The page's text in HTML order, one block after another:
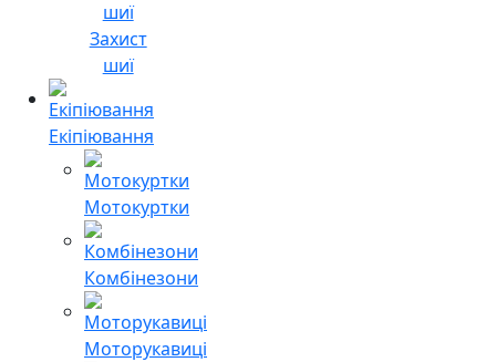
Захист
шиї
Екіпіювання
Мотокуртки
Комбінезони
Моторукавиці